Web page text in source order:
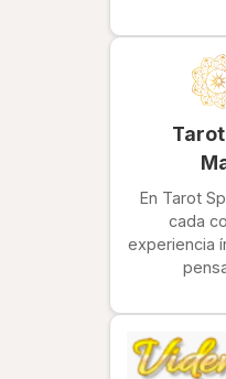
En Tarot
cada
experiencia